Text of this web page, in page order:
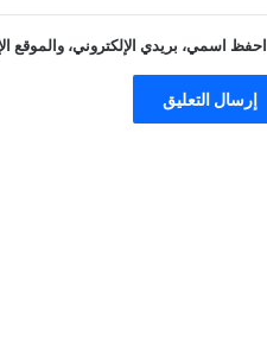
احفظ اسمي، بريدي الإلكتروني، والموقع